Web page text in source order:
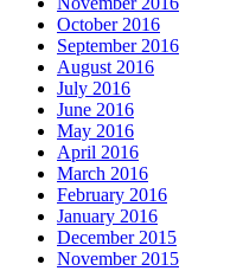
October 2016
September 2016
August 2016
July 2016
June 2016
May 2016
April 2016
March 2016
February 2016
January 2016
December 2015
November 2015